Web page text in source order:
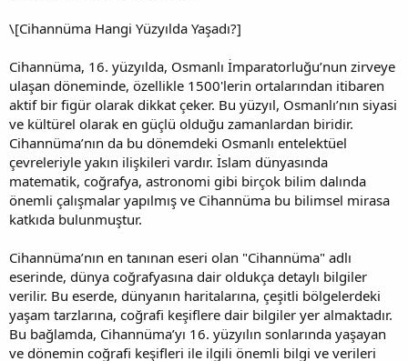
\[Cihannüma Hangi Yüzyılda Yaşadı?]
Cihannüma, 16. yüzyılda, Osmanlı İmparatorluğu’nun zirveye
ulaşan döneminde, özellikle 1500'lerin ortalarından itibaren
aktif bir figür olarak dikkat çeker. Bu yüzyıl, Osmanlı’nın siyasi
ve kültürel olarak en güçlü olduğu zamanlardan biridir.
Cihannüma’nın da bu dönemdeki Osmanlı entelektüel
çevreleriyle yakın ilişkileri vardır. İslam dünyasında
matematik, coğrafya, astronomi gibi birçok bilim dalında
önemli çalışmalar yapılmış ve Cihannüma bu bilimsel mirasa
katkıda bulunmuştur.
Cihannüma’nın en tanınan eseri olan "Cihannüma" adlı
eserinde, dünya coğrafyasına dair oldukça detaylı bilgiler
verilir. Bu eserde, dünyanın haritalarına, çeşitli bölgelerdeki
yaşam tarzlarına, coğrafi keşiflere dair bilgiler yer almaktadır.
Bu bağlamda, Cihannüma’yı 16. yüzyılın sonlarında yaşayan
ve dönemin coğrafi keşifleri ile ilgili önemli bilgi ve verileri